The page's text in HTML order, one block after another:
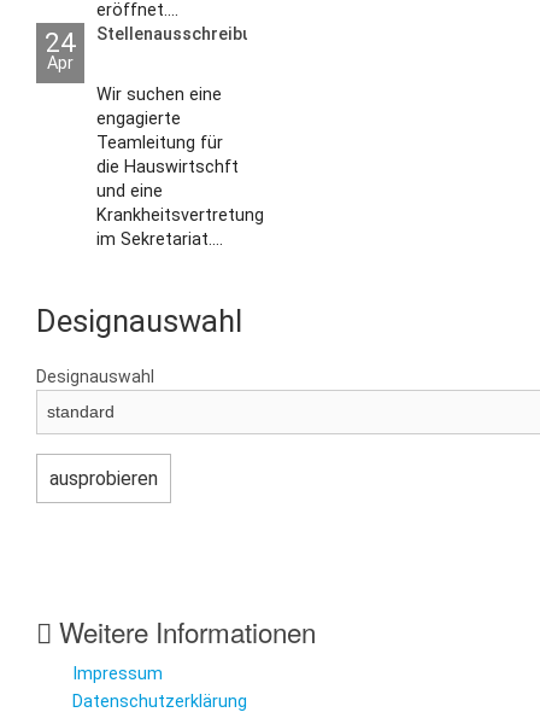
eröffnet....
24
Apr
Stellenausschreibungen
Wir suchen eine
engagierte
Teamleitung für
die Hauswirtschft
und eine
Krankheitsvertretung
im Sekretariat....
Designauswahl
Designauswahl
Weitere Informationen
Impressum
Datenschutzerklärung